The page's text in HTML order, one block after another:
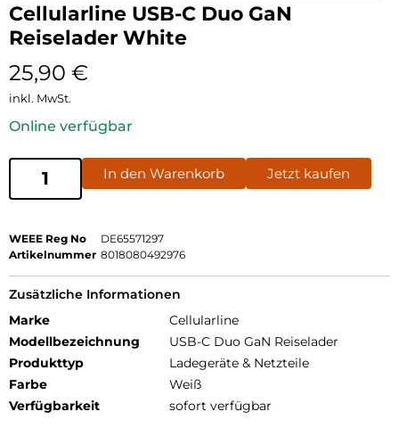
Cellularline USB-C Duo GaN
Reiselader White
25,90 €
inkl. MwSt.
Online verfügbar
In den Warenkorb Jetzt kaufen
WEEE Reg No
DE65571297
Artikelnummer 8018080492976
Zusätzliche Informationen
Marke
Cellularline
Modellbezeichnung
USB-C Duo GaN Reiselader
Produkttyp
Ladegeräte & Netzteile
Farbe
Weiß
Verfügbarkeit
sofort verfügbar